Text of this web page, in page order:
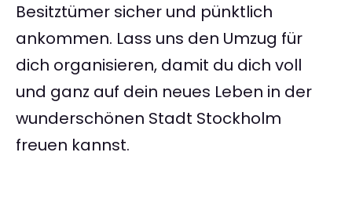
Besitztümer sicher und pünktlich
ankommen. Lass uns den Umzug für
dich organisieren, damit du dich voll
und ganz auf dein neues Leben in der
wunderschönen Stadt Stockholm
freuen kannst.